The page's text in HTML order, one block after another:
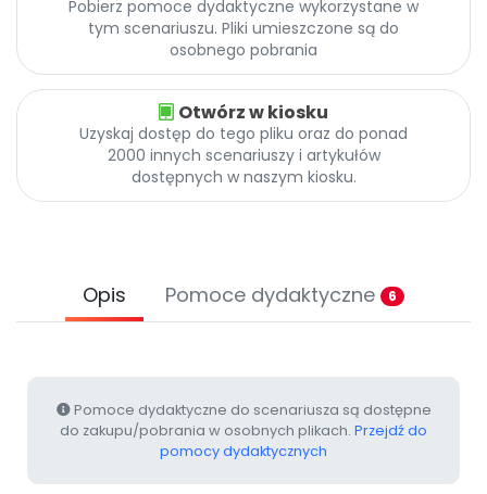
Pomoc
Promocje
Pobierz pomoce dydaktyczne wykorzystane w
tym scenariuszu. Pliki umieszczone są do
osobnego pobrania
Otwórz w kiosku
Uzyskaj dostęp do tego pliku oraz do ponad
2000 innych scenariuszy i artykułów
dostępnych w naszym kiosku.
Opis Pomoce dydaktyczne 6
Pomoce dydaktyczne do scenariusza są dostępne
do zakupu/pobrania w osobnych plikach. Przejdź do
pomocy dydaktycznych